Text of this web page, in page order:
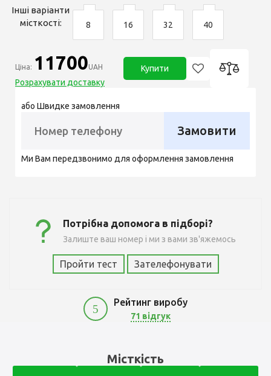
Інші варіанти
місткості:
8 16 32 40
Ціна: 11700UAH
Розрахувати доставку
Купити
або Швидке замовлення
Замовити
Ми Вам передзвонимо для оформлення замовлення
Потрібна допомога в підборі?
Залиште ваш номер і ми з вами зв'яжемось
Пройти тест Зателефонувати
5
Рейтинг виробу
71 відгук
Місткість